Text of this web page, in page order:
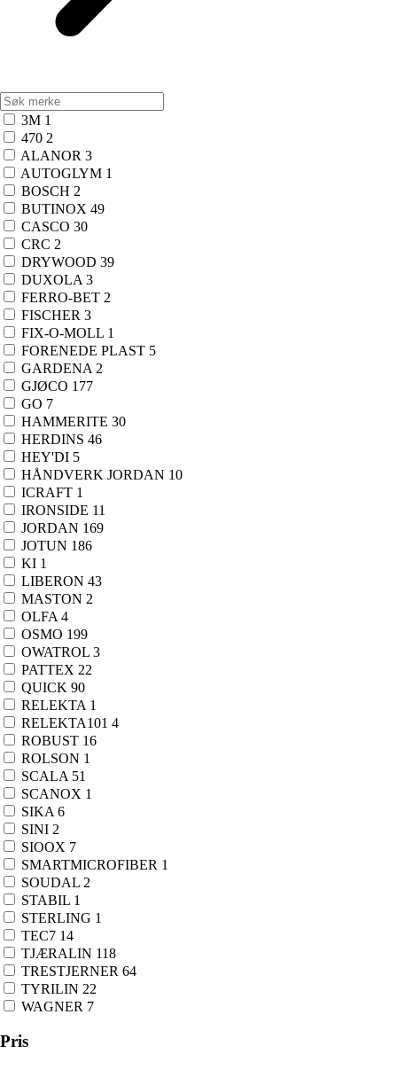
3M 1
470 2
ALANOR 3
AUTOGLYM 1
BOSCH 2
BUTINOX 49
CASCO 30
CRC 2
DRYWOOD 39
DUXOLA 3
FERRO-BET 2
FISCHER 3
FIX-O-MOLL 1
FORENEDE PLAST 5
GARDENA 2
GJØCO 177
GO 7
HAMMERITE 30
HERDINS 46
HEY'DI 5
HÅNDVERK JORDAN 10
ICRAFT 1
IRONSIDE 11
JORDAN 169
JOTUN 186
KI 1
LIBERON 43
MASTON 2
OLFA 4
OSMO 199
OWATROL 3
PATTEX 22
QUICK 90
RELEKTA 1
RELEKTA101 4
ROBUST 16
ROLSON 1
SCALA 51
SCANOX 1
SIKA 6
SINI 2
SIOOX 7
SMARTMICROFIBER 1
SOUDAL 2
STABIL 1
STERLING 1
TEC7 14
TJÆRALIN 118
TRESTJERNER 64
TYRILIN 22
WAGNER 7
Pris